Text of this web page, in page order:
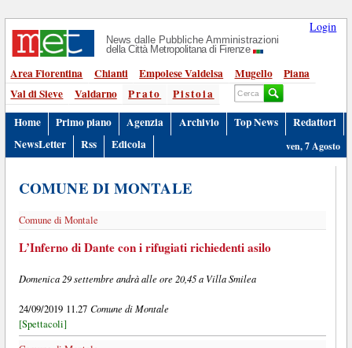
Login
News dalle Pubbliche Amministrazioni
della Città Metropolitana di Firenze
Area Fiorentina Chianti Empolese Valdelsa Mugello
Piana
Val di Sieve
Valdarno Prato
Pistoia
Home
Primo piano Agenzia Archivio Top News
Redattori
NewsLetter
Rss Edicola ven, 7 Agosto
COMUNE DI MONTALE
Comune di Montale
L’Inferno di Dante con i rifugiati richiedenti asilo
Domenica 29 settembre andrà alle ore 20,45 a Villa Smilea
24/09/2019 11.27 Comune di Montale
[Spettacoli]